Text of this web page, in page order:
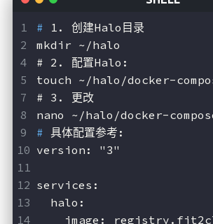
#
1. 创建Halo目录
mkdir ~/halo
# 2. 配置Halo:
touch ~/halo/docker-
# 3. 更改
nano ~/halo/docker-
# 具体配置参考:
version: "3"
services:
  halo:
image: